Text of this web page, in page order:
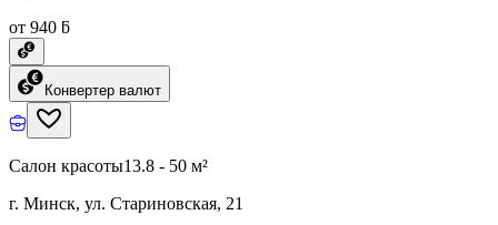
от 940 ƃ
Конвертер валют
Салон красоты13.8 - 50 м²
г. Минск, ул. Стариновская, 21